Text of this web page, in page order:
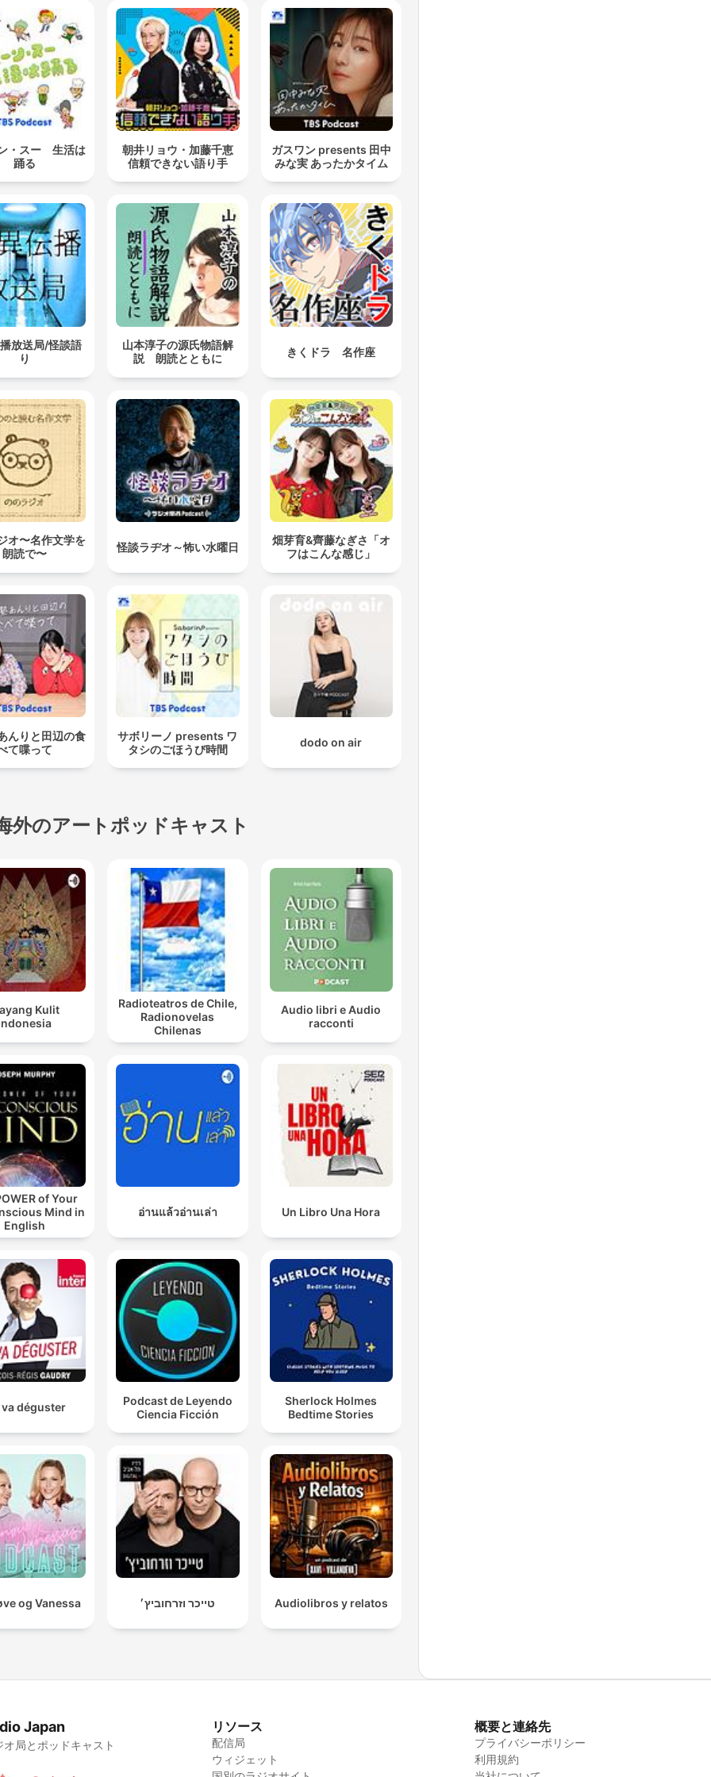
・スー 生活は
踊る
朝井リョウ・加藤千恵
信頼できない語り手
ガスワン presents 田中
みな実 あったかタイム
放送局/怪談語
り
山本淳子の源氏物語解
説 朗読とともに
きくドラ 名作座
オ〜名作文学を
朗読で〜
怪談ラヂオ～怖い水曜日
畑芽育&齊藤なぎさ「オ
フはこんな感じ」
んりと田辺の食
て喋って
サボリーノ presents ワ
タシのごほうび時間
dodo on air
外のアートポッドキャスト
Kulit
Radioteatros de Chile,
Radionovelas
Chilenas
Audio libri e Audio
racconti
of Your
Mind in
English
อ่านแล้วอ่านเล่า Un Libro Una Hora
va déguster
Podcast de Leyendo
Ciencia Ficción
Sherlock Holmes
Bedtime Stories
og Vanessa טייכר וזרחוביץ׳ Audiolibros y relatos
Japan
オ局とポッドキャスト
リソース
配信局
ウィジェット
概要と連絡先
プライバシーポリシー
利用規約